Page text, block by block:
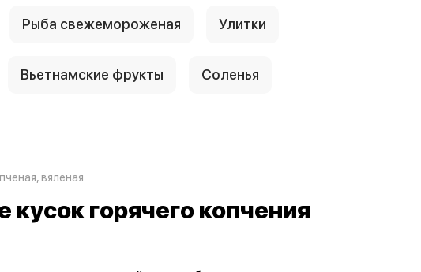
Рыба свежемороженая Улитки
Вьетнамские фрукты Соленья
вяленая
горячего копчения